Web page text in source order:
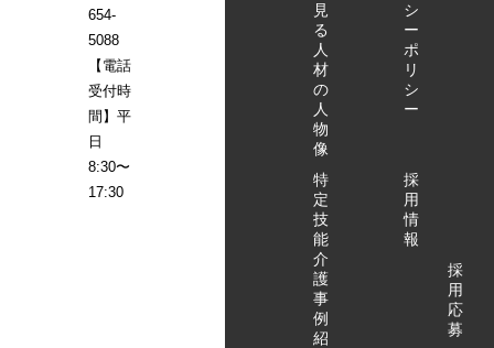
654-
5088
【電話
受付時
間】平
日
8:30〜
17:30
見
る
人
材
の
人
物
像
特
定
技
能
介
護
事
例
紹
シ
ー
ポ
リ
シ
ー
採
用
情
報
採
用
応
募